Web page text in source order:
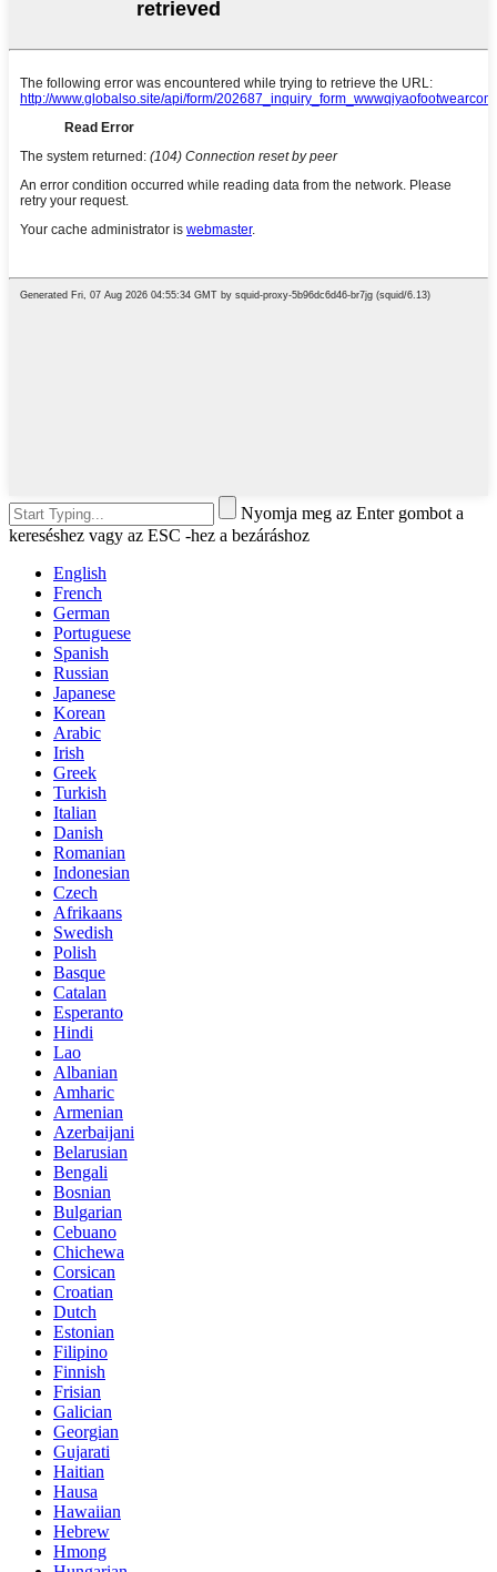
Nyomja meg az Enter gombot a
kereséshez vagy az ESC -hez a bezáráshoz
English
French
German
Portuguese
Spanish
Russian
Japanese
Korean
Arabic
Irish
Greek
Turkish
Italian
Danish
Romanian
Indonesian
Czech
Afrikaans
Swedish
Polish
Basque
Catalan
Esperanto
Hindi
Lao
Albanian
Amharic
Armenian
Azerbaijani
Belarusian
Bengali
Bosnian
Bulgarian
Cebuano
Chichewa
Corsican
Croatian
Dutch
Estonian
Filipino
Finnish
Frisian
Galician
Georgian
Gujarati
Haitian
Hausa
Hawaiian
Hebrew
Hmong